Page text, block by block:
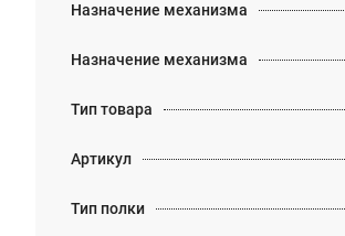
Назначение механизма
Назначение механизма
Тип товара
Артикул
Тип полки